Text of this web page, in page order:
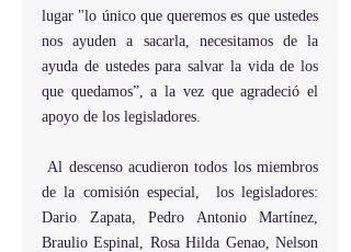
lugar "lo único que queremos es que ustedes
nos ayuden a sacarla, necesitamos de la
ayuda de ustedes para salvar la vida de los
que quedamos”, a la vez que agradeció el
apoyo de los legisladores.
Al descenso acudieron todos los miembros
de la comisión especial,  los legisladores:
Dario Zapata, Pedro Antonio Martínez,
Braulio Espinal, Rosa Hilda Genao, Nelson